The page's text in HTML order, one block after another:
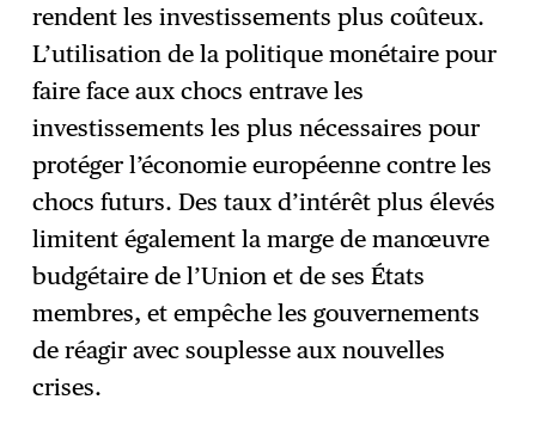
rendent les investissements plus coûteux.
L’utilisation de la politique monétaire pour
faire face aux chocs entrave les
investissements les plus nécessaires pour
protéger l’économie européenne contre les
chocs futurs. Des taux d’intérêt plus élevés
limitent également la marge de manœuvre
budgétaire de l’Union et de ses États
membres, et empêche les gouvernements
de réagir avec souplesse aux nouvelles
crises.